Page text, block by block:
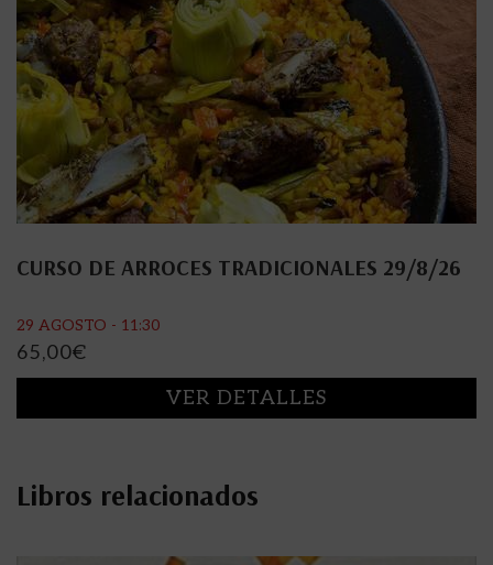
CURSO DE ARROCES TRADICIONALES 29/8/26
29 AGOSTO - 11:30
65,00€
VER DETALLES
Libros relacionados